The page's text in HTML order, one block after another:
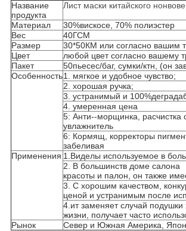
Название
продукта
Лист маски китайского
Материал
30%вискосе, 70% полиэстер
Вес
40ГСМ
Размер
30*50КМ или согласно вашим
Цвет
любой цвет согласно вашему
Пакет
50пьесес/баг, сумки/ктн, (он
Особенность1. мягкое и удобное чувство;
2. хорошая ручка;
3. устранимый и
4. умеренная цена
5: Анти--морщинка, расчистка
увлажнитель
6: Кормящ, корректоры
забеливая
Применения 1.Виделы используемое в
2. В большинств доме салона
красоты и палон, он также
3. С хорошим качеством,
ценой и устранимым после
4.ит заменяет случай
жизни, получает часто
Рынок
Север и Южная Америка,